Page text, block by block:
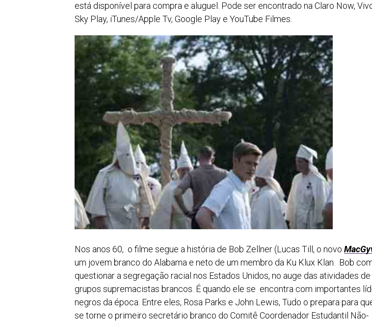
está disponível para compra e aluguel. Pode ser encontrado na Claro Now,
Sky Play, iTunes/Apple Tv, Google Play e YouTube Filmes.
Nos anos 60, o filme segue a história de Bob Zellner (Lucas Till, o novo
um jovem branco do Alabama e neto de um membro da Ku Klux Klan. Bob
questionar a segregação racial nos Estados Unidos, no auge das atividades de
grupos supremacistas brancos. É quando ele se encontra com importantes
negros da época. Entre eles, Rosa Parks e John Lewis, Tudo o prepara para
se torne o primeiro secretário branco do Comitê Coordenador Estudantil Não-